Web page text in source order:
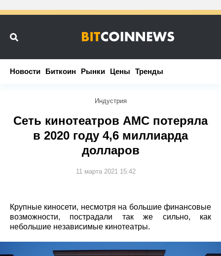
Новости Биткоин Рынки Цены Тренды
Новости Биткоин Рынки Цены Тренды
Индустрия
Сеть кинотеатров AMC потеряла
в 2020 году 4,6 миллиарда
долларов
11 марта 2021 15:42
Крупные киносети, несмотря на большие финансовые
возможности, пострадали так же сильно, как
небольшие независимые кинотеатры.